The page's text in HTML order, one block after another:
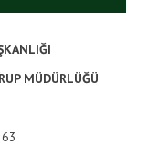
MÜDÜRLÜĞÜ